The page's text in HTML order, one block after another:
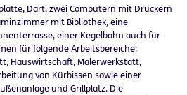
Dart, zwei Computern mit Druckern
mit Bibliothek, eine
einer Kegelbahn auch für
für folgende Arbeitsbereiche:
Hauswirtschaft, Malerwerkstatt,
von Kürbissen sowie einer
und Grillplatz. Die